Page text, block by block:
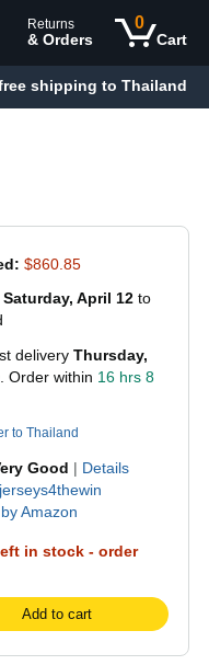
Returns
& Orders
0
Cart
shipping to Thailand
$860.85
Saturday, April 12 to
delivery Thursday,
. Order within 16 hrs 8
to Thailand
Good | Details
jerseys4thewin
Amazon
in stock - order
Add to cart